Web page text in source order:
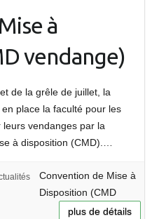
à
vendange)
de la grêle de juillet, la
place la faculté pour les
vendanges par la
à disposition (CMD).…
Convention de Mise à
Disposition (CMD
plus de détails